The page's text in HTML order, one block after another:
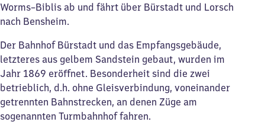
Worms–Biblis ab und fährt über Bürstadt und Lorsch
nach Bensheim.
Der Bahnhof Bürstadt und das Empfangsgebäude,
letzteres aus gelbem Sandstein gebaut, wurden im
Jahr 1869 eröffnet. Besonderheit sind die zwei
betrieblich, d.h. ohne Gleisverbindung, voneinander
getrennten Bahnstrecken, an denen Züge am
sogenannten Turmbahnhof fahren.